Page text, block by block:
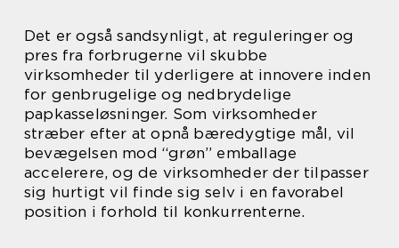
Det er også sandsynligt, at reguleringer og
pres fra forbrugerne vil skubbe
virksomheder til yderligere at innovere inden
for genbrugelige og nedbrydelige
papkasseløsninger. Som virksomheder
stræber efter at opnå bæredygtige mål, vil
bevægelsen mod “grøn” emballage
accelerere, og de virksomheder der tilpasser
sig hurtigt vil finde sig selv i en favorabel
position i forhold til konkurrenterne.